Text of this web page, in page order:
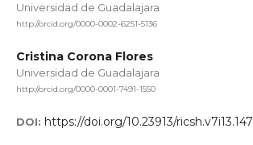
Universidad de Guadalajara
http://orcid.org/0000-0002-6251-5136
Cristina Corona Flores
Universidad de Guadalajara
http://orcid.org/0000-0001-7491-1550
DOI: https://doi.org/10.23913/ricsh.v7i13.147